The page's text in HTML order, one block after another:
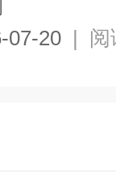
07-20 | 阅